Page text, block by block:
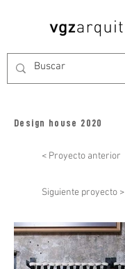
Design house 2020
< Proyecto anterior
Siguiente proyecto >